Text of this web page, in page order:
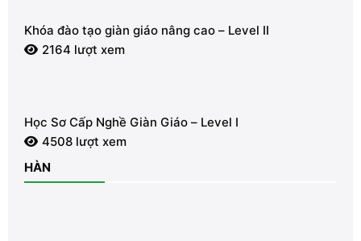
Khóa đào tạo giàn giáo nâng cao – Level II
2164 lượt xem
Học Sơ Cấp Nghề Giàn Giáo – Level I
4508 lượt xem
HÀN